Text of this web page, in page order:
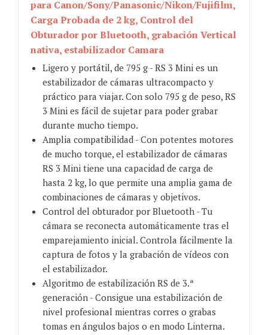
para Canon/Sony/Panasonic/Nikon/Fujifilm,
Carga Probada de 2 kg, Control del
Obturador por Bluetooth, grabación Vertical
nativa, estabilizador Camara
Ligero y portátil, de 795 g - RS 3 Mini es un
estabilizador de cámaras ultracompacto y
práctico para viajar. Con solo 795 g de peso, RS
3 Mini es fácil de sujetar para poder grabar
durante mucho tiempo.
Amplia compatibilidad - Con potentes motores
de mucho torque, el estabilizador de cámaras
RS 3 Mini tiene una capacidad de carga de
hasta 2 kg, lo que permite una amplia gama de
combinaciones de cámaras y objetivos.
Control del obturador por Bluetooth - Tu
cámara se reconecta automáticamente tras el
emparejamiento inicial. Controla fácilmente la
captura de fotos y la grabación de vídeos con
el estabilizador.
Algoritmo de estabilización RS de 3.ª
generación - Consigue una estabilización de
nivel profesional mientras corres o grabas
tomas en ángulos bajos o en modo Linterna.